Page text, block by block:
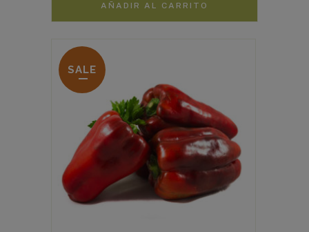
AÑADIR AL CARRITO
SALE